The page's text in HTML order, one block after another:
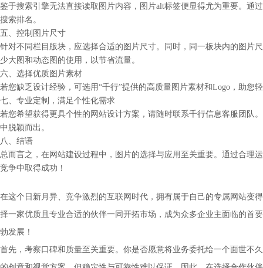
鉴于搜索引擎无法直接读取图片内容，图片alt标签便显得尤为重要。通
搜索排名。
五、控制图片尺寸
针对不同栏目版块，应选择合适的图片尺寸。同时，同一板块内的图片
少大图和动态图的使用，以节省流量。
六、选择优质图片素材
若您缺乏设计经验，可选用“千行”提供的高质量图片素材和Logo，助您
七、专业定制，满足个性化需求
若您希望获得更具个性的网站设计方案，请随时联系千行信息客服团队
中脱颖而出。
八、结语
总而言之，在网站建设过程中，图片的选择与应用至关重要。通过合理
竞争中取得成功！
在这个日新月异、竞争激烈的互联网时代，拥有属于自己的专属网站变
择一家优质且专业合适的伙伴一同开拓市场，成为众多企业主面临的首
勃发展！
首先，考察口碑和质量至关重要。你是否愿意将业务委托给一个面世不